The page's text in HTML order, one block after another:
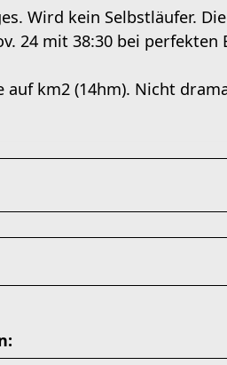
Wird kein Selbstläufer.
24 mit 38:30 bei
auf km2 (14hm). Nicht